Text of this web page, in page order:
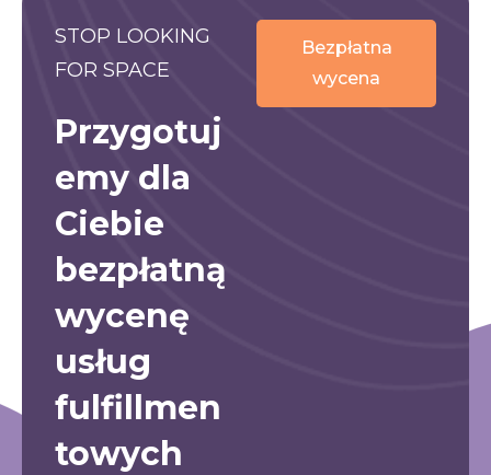
STOP LOOKING
FOR SPACE
Przygotuj
emy dla
Ciebie
bezpłatną
wycenę
usług
fulfillmen
towych
Bezpłatna
wycena